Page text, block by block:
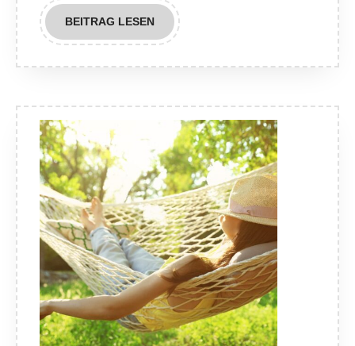
BEITRAG LESENBEITRAG
LESEN